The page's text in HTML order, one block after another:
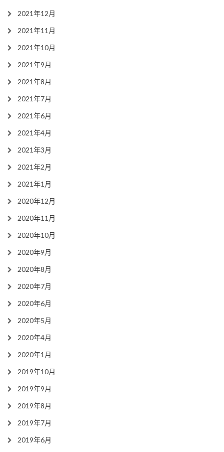
2021年12月
2021年11月
2021年10月
2021年9月
2021年8月
2021年7月
2021年6月
2021年4月
2021年3月
2021年2月
2021年1月
2020年12月
2020年11月
2020年10月
2020年9月
2020年8月
2020年7月
2020年6月
2020年5月
2020年4月
2020年1月
2019年10月
2019年9月
2019年8月
2019年7月
2019年6月